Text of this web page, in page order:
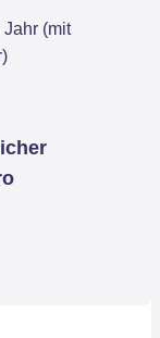
(mit